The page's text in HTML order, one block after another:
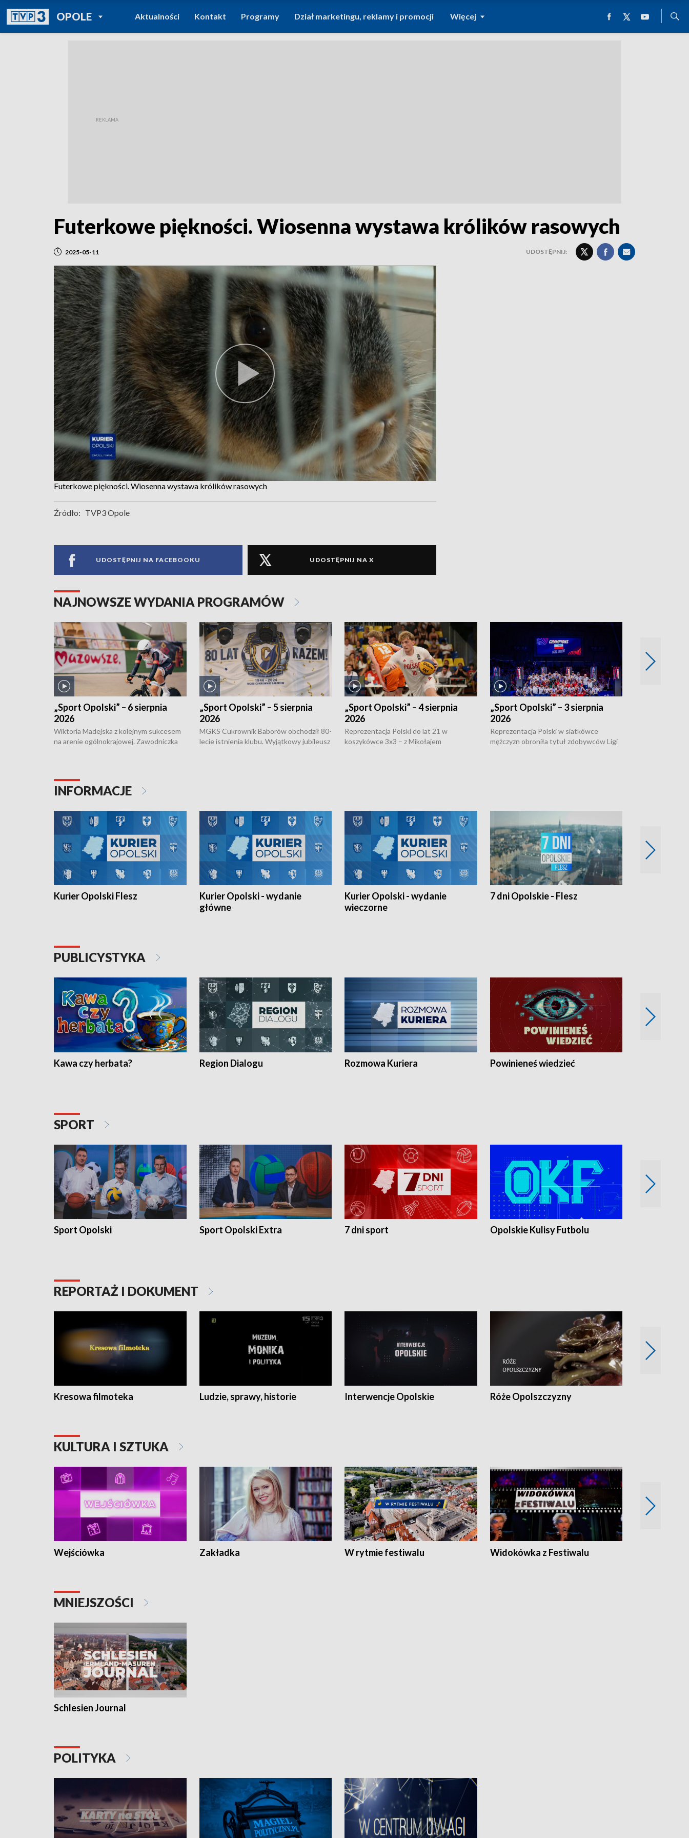
OPOLEPOWRÓT DO
TVP REGIONY
Aktualności Kontakt Programy Dział marketingu, reklamy i promocji Więcej
Futerkowe piękności. Wiosenna wystawa królików rasowych
2025-05-11 UDOSTĘPNIJ:
Futerkowe piękności. Wiosenna wystawa królików rasowych
Źródło: TVP3 Opole
UDOSTĘPNIJ NA FACEBOOKU UDOSTĘPNIJ NA X
NAJNOWSZE WYDANIA PROGRAMÓW
„Sport Opolski” – 6 sierpnia
2026
Wiktoria Madejska z kolejnym sukcesem
na arenie ogólnokrajowej. Zawodniczka
torowym.
„Sport Opolski” – 5 sierpnia
2026
MGKS Cukrownik Baborów obchodził 80-
lecie istnienia klubu. Wyjątkowy jubileusz
„Sport Opolski” – 4 sierpnia
2026
Reprezentacja Polski do lat 21 w
koszykówce 3x3 – z Mikołajem
„Sport Opolski” – 3 sierpnia
2026
Reprezentacja Polski w siatkówce
mężczyzn obroniła tytuł zdobywców Ligi
INFORMACJE
Kurier Opolski Flesz
Kurier Opolski - wydanie
główne
Kurier Opolski - wydanie
wieczorne
7 dni Opolskie - Flesz
PUBLICYSTYKA
Kawa czy herbata? Region Dialogu Rozmowa Kuriera Powinieneś wiedzieć
SPORT
Sport Opolski Sport Opolski Extra 7 dni sport Opolskie Kulisy Futbolu
REPORTAŻ I DOKUMENT
Kresowa filmoteka Ludzie, sprawy, historie Interwencje Opolskie Róże Opolszczyzny
KULTURA I SZTUKA
Wejściówka Zakładka W rytmie festiwalu Widokówka z Festiwalu
MNIEJSZOŚCI
Schlesien Journal
POLITYKA